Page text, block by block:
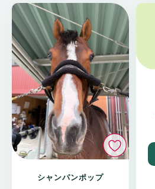
いいね
シャンパンポップ